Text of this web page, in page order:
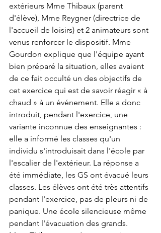
extérieurs Mme Thibaux (parent
d'élève), Mme Reygner (directrice de
l'accueil de loisirs) et 2 animateurs sont
venus renforcer le dispositif. Mme
Gourdon explique que l'équipe ayant
bien préparé la situation, elles avaient
de ce fait occulté un des objectifs de
cet exercice qui est de savoir réagir « à
chaud » à un événement. Elle a donc
introduit, pendant l'exercice, une
variante inconnue des enseignantes :
elle a informé les classes qu'un
individu s'introduisait dans l'école par
l'escalier de l'extérieur. La réponse a
été immédiate, les GS ont évacué leurs
classes. Les élèves ont été très attentifs
pendant l'exercice, pas de pleurs ni de
panique. Une école silencieuse même
pendant l'évacuation des grands.